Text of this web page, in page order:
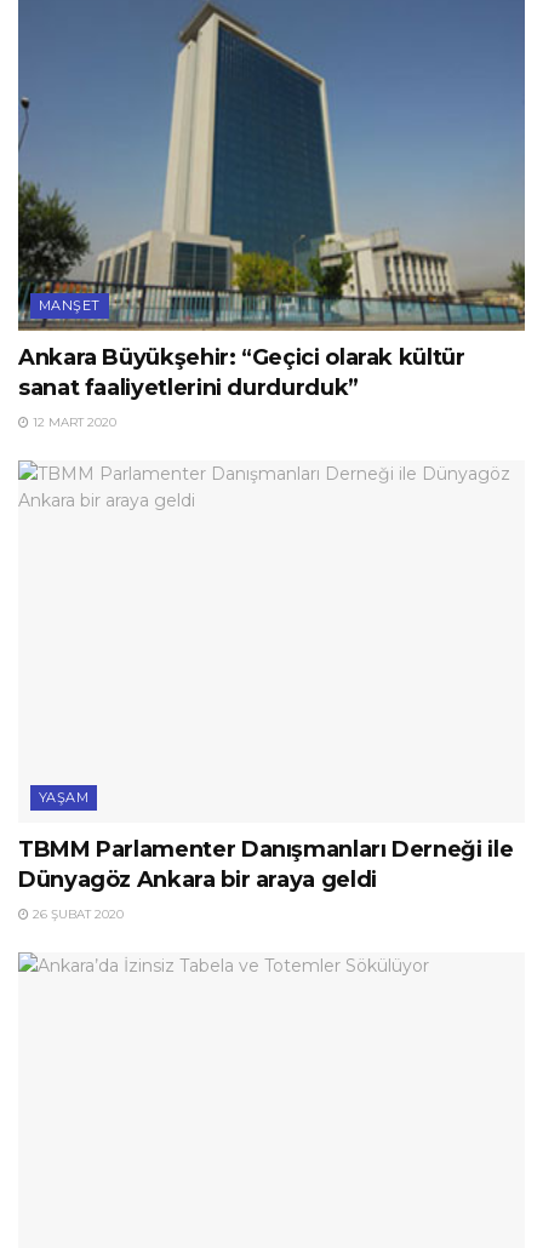
MANŞET
Ankara Büyükşehir: “Geçici olarak kültür
sanat faaliyetlerini durdurduk”
12 MART 2020
YAŞAM
TBMM Parlamenter Danışmanları Derneği ile
Dünyagöz Ankara bir araya geldi
26 ŞUBAT 2020